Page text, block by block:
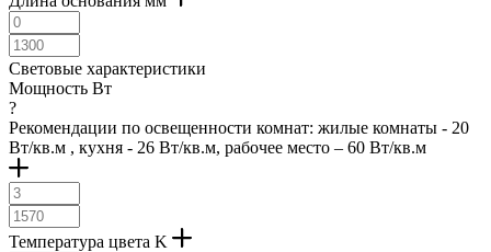
Световые характеристики
Мощность Вт
?
Рекомендации по освещенности комнат: жилые комнаты - 20
Вт/кв.м , кухня - 26 Вт/кв.м, рабочее место – 60 Вт/кв.м
Температура цвета K